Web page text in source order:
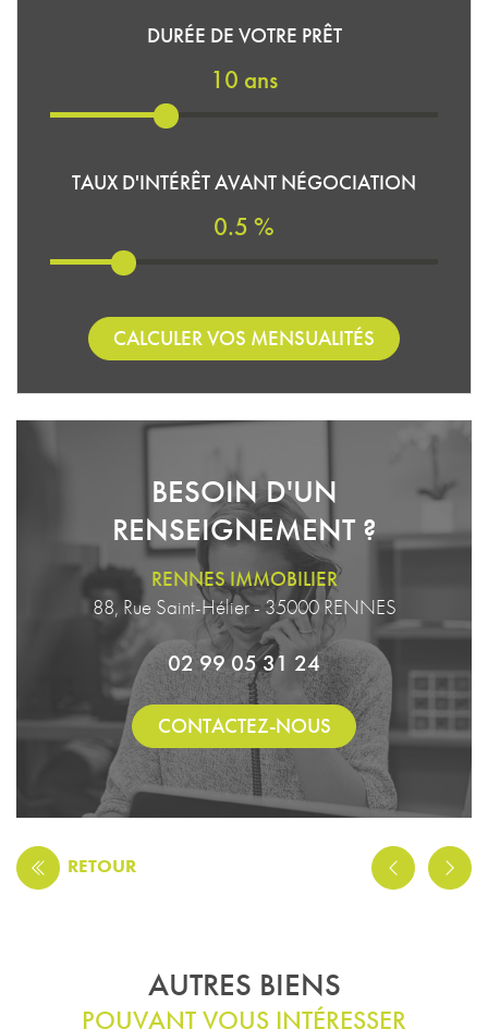
DURÉE DE VOTRE PRÊT
10 ans
TAUX D'INTÉRÊT AVANT NÉGOCIATION
0.5 %
CALCULER VOS MENSUALITÉS
BESOIN D'UN
RENSEIGNEMENT ?
RENNES IMMOBILIER
88, Rue Saint-Hélier - 35000 RENNES
02 99 05 31 24
CONTACTEZ-NOUS
RETOUR
AUTRES BIENS
POUVANT VOUS INTÉRESSER